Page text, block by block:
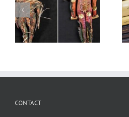
CONTACT